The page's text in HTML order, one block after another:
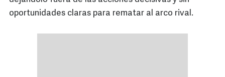
oportunidades claras para rematar al arco rival.